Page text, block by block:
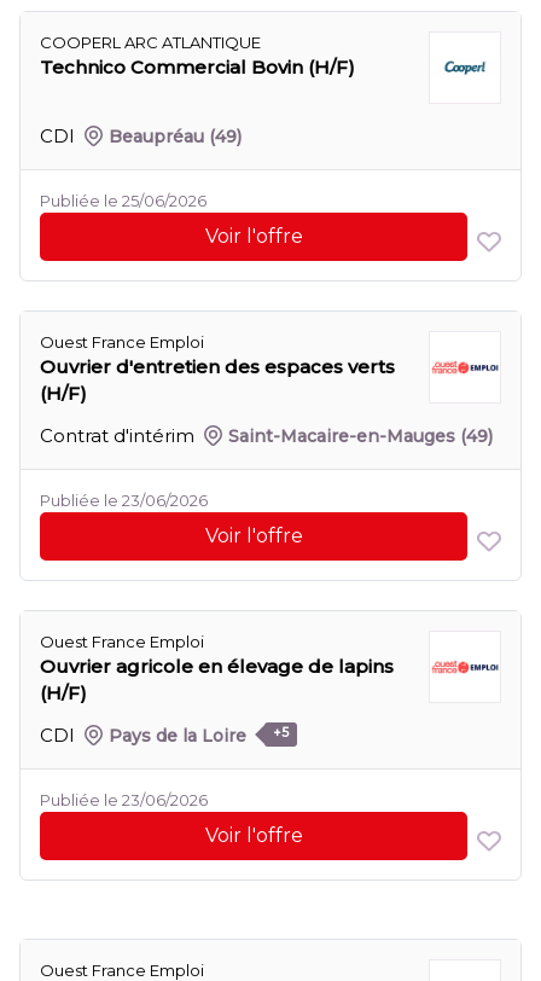
COOPERL ARC ATLANTIQUE
Technico Commercial Bovin (H/F)
CDI Beaupréau (49)
Publiée le 25/06/2026
Voir l'offre
Ouest France Emploi
Ouvrier d'entretien des espaces verts
(H/F)
Contrat d'intérim
Saint-Macaire-en-Mauges (49)
Publiée le 23/06/2026
Voir l'offre
Ouest France Emploi
Ouvrier agricole en élevage de lapins
(H/F)
CDI
Pays de la Loire +5
Publiée le 23/06/2026
Voir l'offre
Ouest France Emploi